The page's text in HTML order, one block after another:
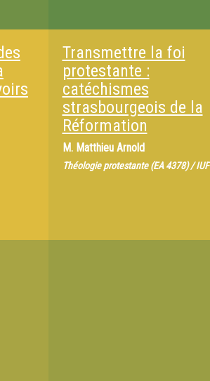
Transmettre la foi
protestante :
catéchismes
strasbourgeois de la
Réformation
M. Matthieu Arnold
Théologie protestante (EA 4378) / IUF